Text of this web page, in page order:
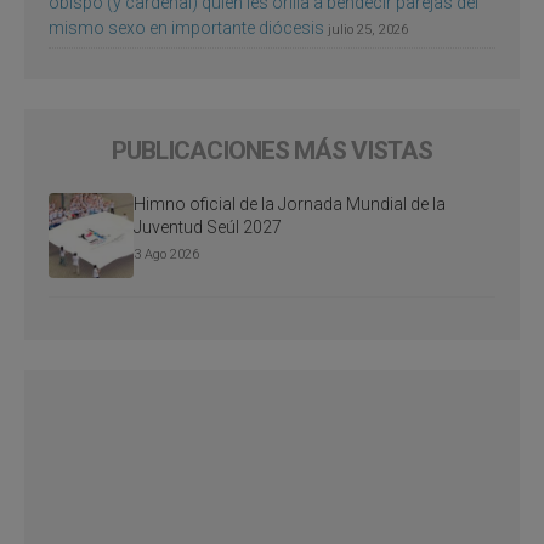
mismo sexo en importante diócesis julio 25, 2026
PUBLICACIONES MÁS VISTAS
Himno oficial de la Jornada Mundial de la
Juventud Seúl 2027
3 Ago 2026